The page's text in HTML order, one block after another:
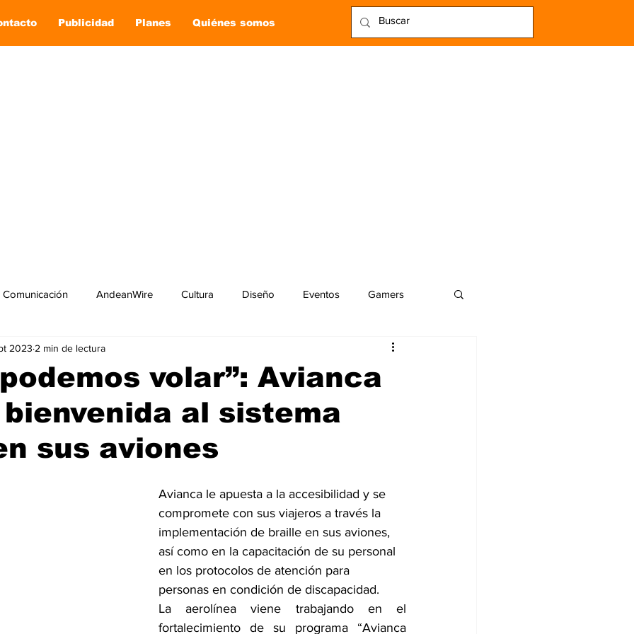
Publicidad Planes Quiénes somos
Comunicación AndeanWire Cultura Diseño Eventos Gamers
Negocios Películas
On line Tecnología Un Café Digital Noticias Tecnología
volar”: Avianca
al sistema
sus aviones
2023 2 min de lectura
Avianca le apuesta a la accesibilidad y se
compromete con sus viajeros a través la
implementación de braille en sus aviones,
así como en la capacitación de su personal
en los protocolos de atención para
personas en condición de discapacidad.
La aerolínea viene trabajando en el
fortalecimiento de su programa “Avianca